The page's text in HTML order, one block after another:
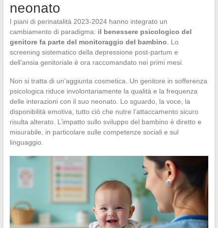
neonato
I piani di perinatalità 2023-2024 hanno integrato un
cambiamento di paradigma: il benessere psicologico del
genitore fa parte del monitoraggio del bambino . Lo
screening sistematico della depressione post-partum e
dell’ansia genitoriale è ora raccomandato nei primi mesi.
Non si tratta di un’aggiunta cosmetica. Un genitore in sofferenza
psicologica riduce involontariamente la qualità e la frequenza
delle interazioni con il suo neonato. Lo sguardo, la voce, la
disponibilità emotiva, tutto ciò che nutre l’attaccamento sicuro
risulta alterato. L’impatto sullo sviluppo del bambino è diretto e
misurabile, in particolare sulle competenze sociali e sul
linguaggio.